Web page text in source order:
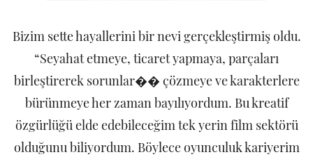
Bizim sette hayallerini bir nevi gerçekleştirmiş oldu.
“Seyahat etmeye, ticaret yapmaya, parçaları
birleştirerek sorunlar�� çözmeye ve karakterlere
bürünmeye her zaman bayılıyordum. Bu kreatif
özgürlüğü elde edebileceğim tek yerin film sektörü
olduğunu biliyordum. Böylece oyunculuk kariyerim